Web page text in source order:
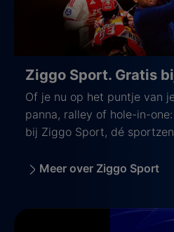
Ziggo Sport. Gratis
Of je nu op het puntje van
panna, ralley of hole-in-
bij Ziggo Sport, dé
Meer over Ziggo Sport